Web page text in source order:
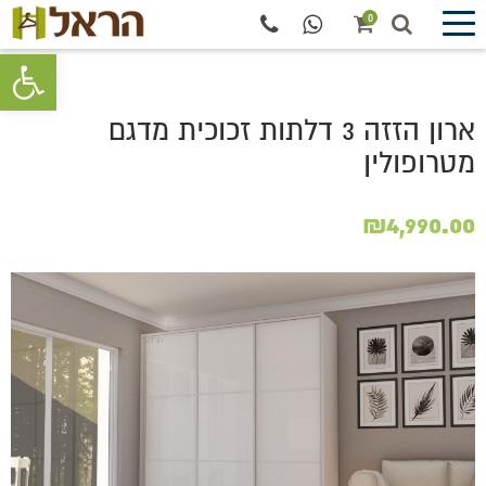
פתח
0
ארון הזזה 3 דלתות זכוכית מדגם
מטרופולין
₪4,990.00